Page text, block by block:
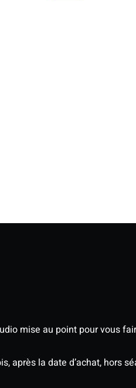
mise au point pour vous
après la date d’achat, hors